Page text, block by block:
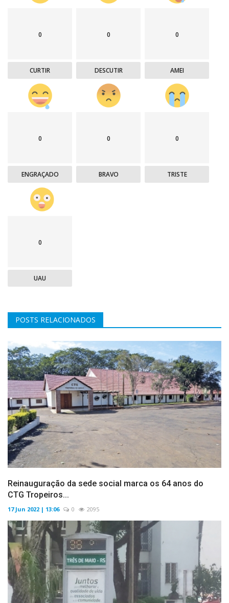
0
CURTIR
0
DESCUTIR
0
AMEI
0
ENGRAÇADO
0
BRAVO
0
TRISTE
0
UAU
POSTS RELACIONADOS
Reinauguração da sede social marca os 64 anos do
CTG Tropeiros...
17 Jun 2022 | 13:06 0 2095